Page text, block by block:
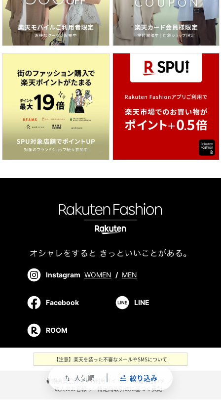
swap_vert 人気順 絞り込み
Instagram WOMEN / MEN
Facebook LINE
ROOM
【注意】楽天を装った不審なメールやSMSについて
新規会員登録 ／ ご利用ガイド ／ お問い合わせ
法人のお客様 ／ 特定商取引法に基づく表記